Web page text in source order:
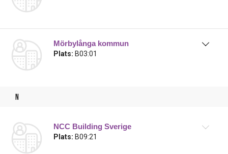
Mörbylånga kommun
Plats: B03:01
n
NCC Building Sverige
Plats: B09:21